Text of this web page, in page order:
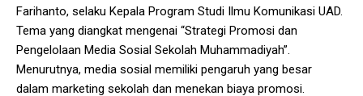
Farihanto, selaku Kepala Program Studi Ilmu Komunikasi UAD.
Tema yang diangkat mengenai “Strategi Promosi dan
Pengelolaan Media Sosial Sekolah Muhammadiyah”.
Menurutnya, media sosial memiliki pengaruh yang besar
dalam marketing sekolah dan menekan biaya promosi.